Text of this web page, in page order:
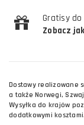
Gratisy
Zobacz
Dostawy realizowane
a także Norwegi,
Wysyłka do krajów
dodatkowymi kosztami.